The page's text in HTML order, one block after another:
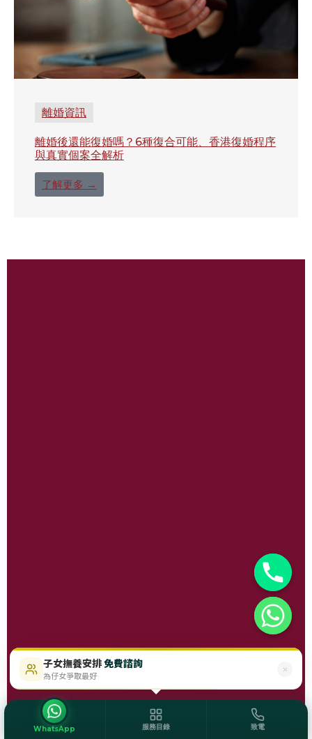
離婚資訊
離婚後還能復婚嗎？6種復合可能、香港復婚程序
與真實個案全解析
了解更多 →
$488起即時免費評估
子女撫養安排免費諮詢
為仔女爭取最好
WhatsApp 服務目錄 致電